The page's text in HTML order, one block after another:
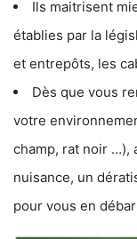
Ils maitrisent
établies par la
et entrepôts, les
Dès que vous
votre
champ, rat noir …),
nuisance, un
pour vous en